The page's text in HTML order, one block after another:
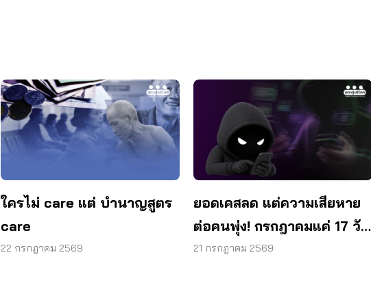
ใครไม่ care แต่ บำนาญสูตร
care
22 กรกฎาคม 2569
ยอดเคสลด แต่ความเสียหาย
ต่อคนพุ่ง! กรกฎาคมแค่ 17 วัน
สูญแล้วกว่า 521 ล้านบาท
21 กรกฎาคม 2569